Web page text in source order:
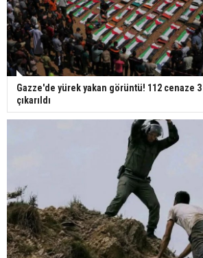
Gazze'de yürek yakan görüntü! 112 cenaze
çıkarıldı